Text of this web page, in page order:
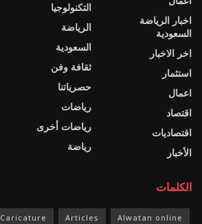
اخبار الرياضة
السعودية
اخر الاخبار
استثمار
اعمال
اقتصاد
اقتصاديات
الأخبار
التكنولوجيا
الرياضة
السعودية
ثقافة وفن
حصرياتنا
رياضات
رياضات أخرى
رياضة
الكلمات
Alwatan online
Articles
Caricature.